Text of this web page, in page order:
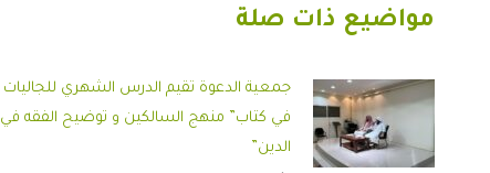
مواضيع ذات صلة
جمعية الدعوة تقيم الدرس الشهري للجاليات
في كتاب” منهج السالكين و توضيح الفقه في
الدين”